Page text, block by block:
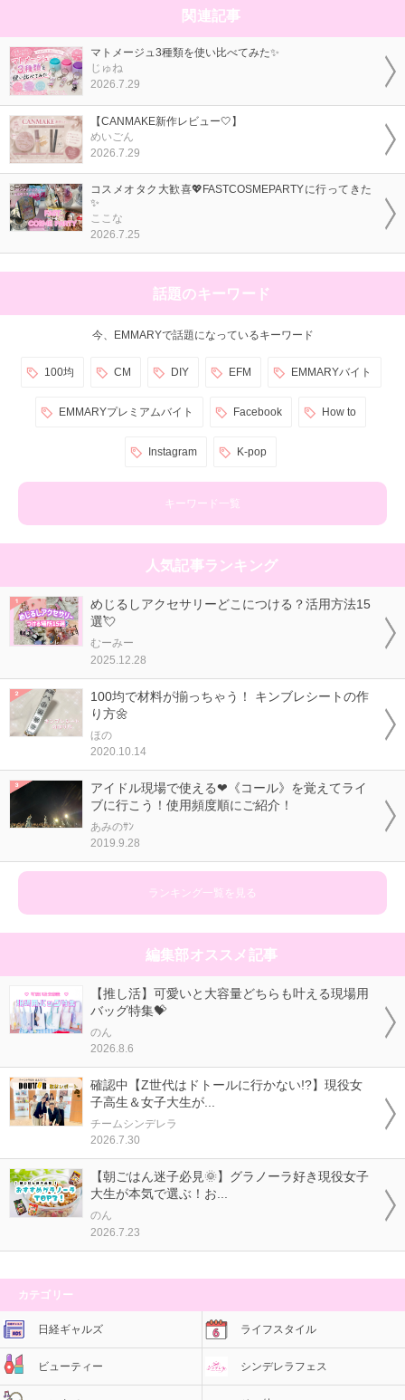
関連記事
マトメージュ3種類を使い比べてみた✨
じゅね
2026.7.29
【CANMAKE新作レビュー🤍】
めいごん
2026.7.29
コスメオタク大歓喜💖FASTCOSMEPARTYに行ってきた
✨
ここな
2026.7.25
話題のキーワード
今、EMMARYで話題になっているキーワード
100均 CM DIY EFM EMMARYバイト
EMMARYプレミアムバイト Facebook How to
Instagram K-pop
キーワード一覧
人気記事ランキング
めじるしアクセサリーどこにつける？活用方法15
選💘
むーみー
2025.12.28
100均で材料が揃っちゃう！ キンブレシートの作
り方🌼
ほの
2020.10.14
アイドル現場で使える❤《コール》を覚えてライ
ブに行こう！使用頻度順にご紹介！
あみのｻﾝ
2019.9.28
ランキング一覧を見る
編集部オススメ記事
【推し活】可愛いと大容量どちらも叶える現場用
バッグ特集💝
のん
2026.8.6
確認中【Z世代はドトールに行かない!?】現役女
子高生＆女子大生が...
チームシンデレラ
2026.7.30
【朝ごはん迷子必見🌞】グラノーラ好き現役女子
大生が本気で選ぶ！お...
のん
2026.7.23
カテゴリー
日経ギャルズ ライフスタイル
ビューティー シンデレラフェス